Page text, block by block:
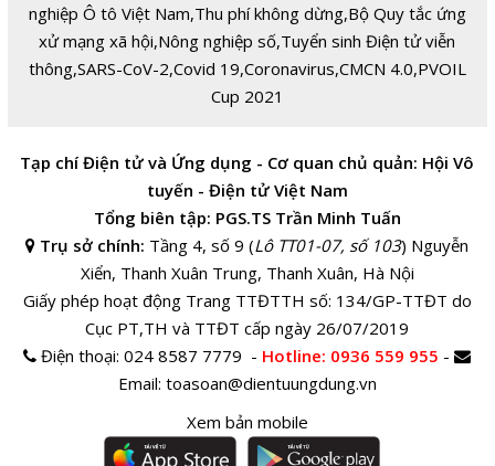
nghiệp Ô tô Việt Nam,Thu phí không dừng,Bộ Quy tắc ứng
xử mạng xã hội,Nông nghiệp số,Tuyển sinh Điện tử viễn
thông,SARS-CoV-2,Covid 19,Coronavirus,CMCN 4.0,PVOIL
Cup 2021
Tạp chí Điện tử và Ứng dụng - Cơ quan chủ quản: Hội Vô
tuyến - Điện tử Việt Nam
Tổng biên tập: PGS.TS Trần Minh Tuấn
Trụ sở chính: Tầng 4, số 9 (Lô TT01-07, số 103) Nguyễn
Xiển, Thanh Xuân Trung, Thanh Xuân, Hà Nội
Giấy phép hoạt động Trang TTĐTTH số: 134/GP-TTĐT do
Cục PT,TH và TTĐT cấp ngày 26/07/2019
Điện thoại:024 8587 7779 - Hotline: 0936 559 955 -
Email: toasoan@dientuungdung.vn
Xem bản mobile